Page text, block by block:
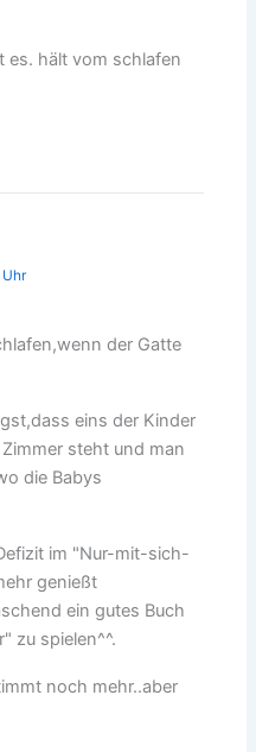
es. hält vom schlafen
Uhr
der Gatte
eins der Kinder
steht und man
die Babys
im "Nur-mit-sich-
genießt
ein gutes Buch
zu spielen^^.
noch mehr..aber